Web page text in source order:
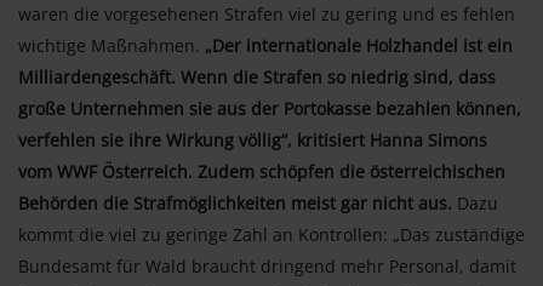
waren die vorgesehenen Strafen viel zu gering und es fehlen
wichtige Maßnahmen. „Der internationale Holzhandel ist ein
Milliardengeschäft. Wenn die Strafen so niedrig sind, dass
große Unternehmen sie aus der Portokasse bezahlen können,
verfehlen sie ihre Wirkung völlig“, kritisiert Hanna Simons
vom WWF Österreich. Zudem schöpfen die österreichischen
Behörden die Strafmöglichkeiten meist gar nicht aus. Dazu
kommt die viel zu geringe Zahl an Kontrollen: „Das zuständige
Bundesamt für Wald braucht dringend mehr Personal, damit